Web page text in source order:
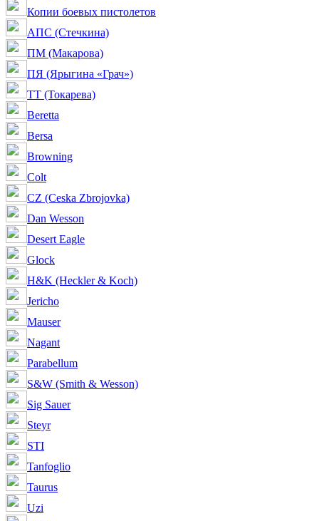
Копии боевых пистолетов
АПС (Стечкина)
ПМ (Макарова)
ПЯ (Ярыгина «Грач»)
ТТ (Токарева)
Beretta
Bersa
Browning
Colt
CZ (Ceska Zbrojovka)
Dan Wesson
Desert Eagle
Glock
H&K (Heckler & Koch)
Jericho
Mauser
Nagant
Parabellum
S&W (Smith & Wesson)
Sig Sauer
Steyr
STI
Tanfoglio
Taurus
Uzi